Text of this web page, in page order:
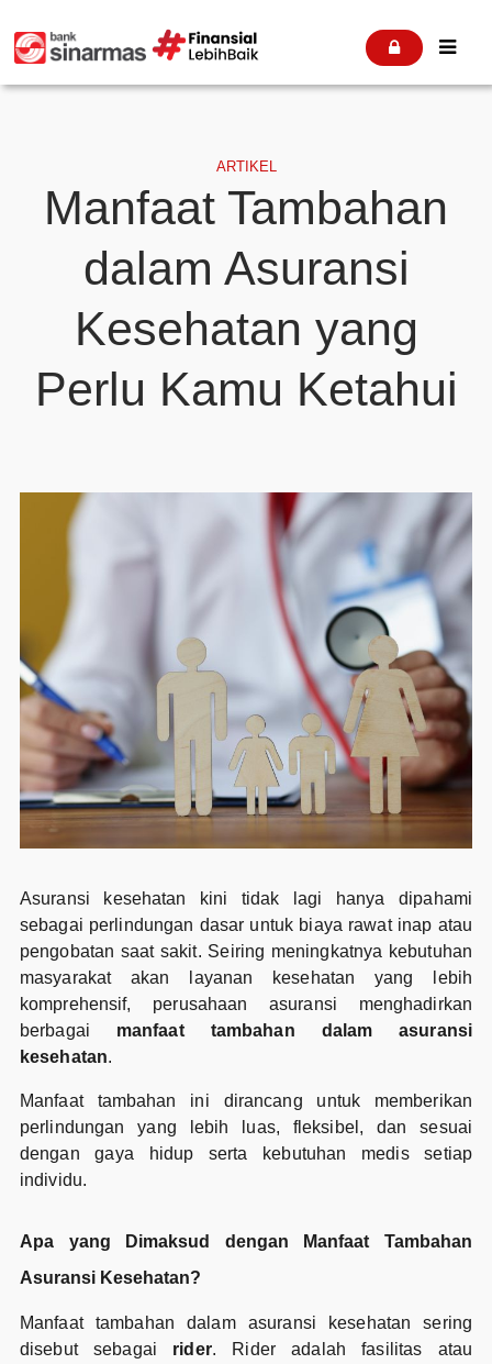
 
ARTIKEL
Manfaat Tambahan
dalam Asuransi
Kesehatan yang
Perlu Kamu Ketahui
Asuransi kesehatan kini tidak lagi hanya dipahami
sebagai perlindungan dasar untuk biaya rawat inap atau
pengobatan saat sakit. Seiring meningkatnya kebutuhan
masyarakat akan layanan kesehatan yang lebih
komprehensif, perusahaan asuransi menghadirkan
berbagai manfaat tambahan dalam asuransi
kesehatan.
Manfaat tambahan ini dirancang untuk memberikan
perlindungan yang lebih luas, fleksibel, dan sesuai
dengan gaya hidup serta kebutuhan medis setiap
individu.
Apa yang Dimaksud dengan Manfaat Tambahan
Asuransi Kesehatan?
Manfaat tambahan dalam asuransi kesehatan sering
disebut sebagai rider. Rider adalah fasilitas atau